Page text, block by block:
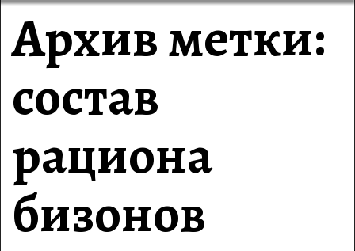
Архив метки:
состав
рациона
бизонов